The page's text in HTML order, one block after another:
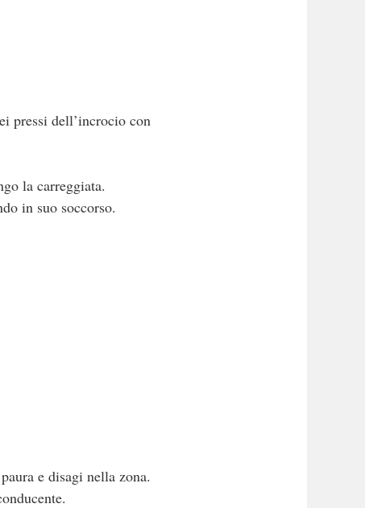
pressi dell’incrocio con
la carreggiata.
in suo soccorso.
e disagi nella zona.